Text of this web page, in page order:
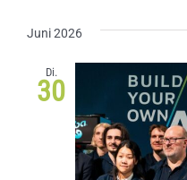
Juni 2026
Di.
30